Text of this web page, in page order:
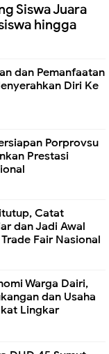
Siswa Juara
hingga
dan Pemanfaatan
Diri Ke
Porprovsu
Prestasi
Catat
dan Jadi Awal
Fair Nasional
Warga Dairi,
dan Usaha
Lingkar